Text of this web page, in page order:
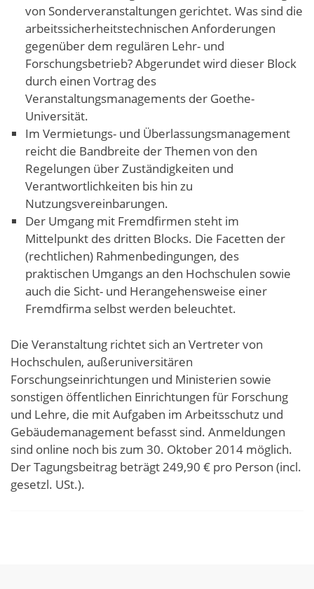
von Sonderveranstaltungen gerichtet. Was sind die
arbeitssicherheitstechnischen Anforderungen
gegenüber dem regulären Lehr- und
Forschungsbetrieb? Abgerundet wird dieser Block
durch einen Vortrag des
Veranstaltungsmanagements der Goethe-
Universität.
Im Vermietungs- und Überlassungsmanagement
reicht die Bandbreite der Themen von den
Regelungen über Zuständigkeiten und
Verantwortlichkeiten bis hin zu
Nutzungsvereinbarungen.
Der Umgang mit Fremdfirmen steht im
Mittelpunkt des dritten Blocks. Die Facetten der
(rechtlichen) Rahmenbedingungen, des
praktischen Umgangs an den Hochschulen sowie
auch die Sicht- und Herangehensweise einer
Fremdfirma selbst werden beleuchtet.
Die Veranstaltung richtet sich an Vertreter von
Hochschulen, außeruniversitären
Forschungseinrichtungen und Ministerien sowie
sonstigen öffentlichen Einrichtungen für Forschung
und Lehre, die mit Aufgaben im Arbeitsschutz und
Gebäudemanagement befasst sind. Anmeldungen
sind online noch bis zum 30. Oktober 2014 möglich.
Der Tagungsbeitrag beträgt 249,90 € pro Person (incl.
gesetzl. USt.).